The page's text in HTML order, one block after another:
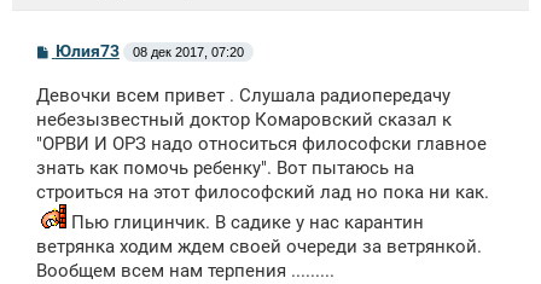
С
б
щ
е
н
и
Юлия73 08 дек 2017, 07:20
Девочки всем привет . Слушала радиопередачу
небезызвестный доктор Комаровский сказал к
"ОРВИ И ОРЗ надо относиться философски главное
знать как помочь ребенку". Вот пытаюсь на
строиться на этот философский лад но пока ни как.
Пью глицинчик. В садике у нас карантин
ветрянка ходим ждем своей очереди за ветрянкой.
Вообщем всем нам терпения .........